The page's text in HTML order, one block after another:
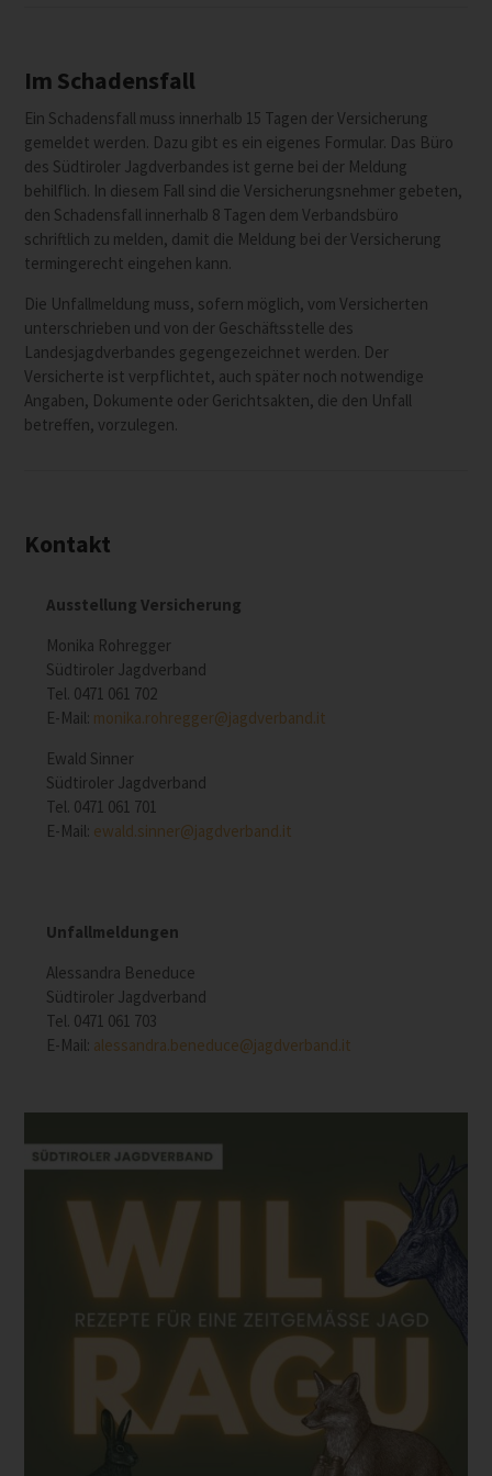
Im Schadensfall
Ein Schadensfall muss innerhalb 15 Tagen der Versicherung
gemeldet werden. Dazu gibt es ein eigenes Formular. Das Büro
des Südtiroler Jagdverbandes ist gerne bei der Meldung
behilflich. In diesem Fall sind die Versicherungsnehmer gebeten,
den Schadensfall innerhalb 8 Tagen dem Verbandsbüro
schriftlich zu melden, damit die Meldung bei der Versicherung
termingerecht eingehen kann.
Die Unfallmeldung muss, sofern möglich, vom Versicherten
unterschrieben und von der Geschäftsstelle des
Landesjagdverbandes gegengezeichnet werden. Der
Versicherte ist verpflichtet, auch später noch notwendige
Angaben, Dokumente oder Gerichtsakten, die den Unfall
betreffen, vorzulegen.
Kontakt
Ausstellung Versicherung
Monika Rohregger
Südtiroler Jagdverband
Tel. 0471 061 702
E-Mail: monika.rohregger@jagdverband.it
Ewald Sinner
Südtiroler Jagdverband
Tel. 0471 061 701
E-Mail: ewald.sinner@jagdverband.it
Unfallmeldungen
Alessandra Beneduce
Südtiroler Jagdverband
Tel. 0471 061 703
E-Mail: alessandra.beneduce@jagdverband.it